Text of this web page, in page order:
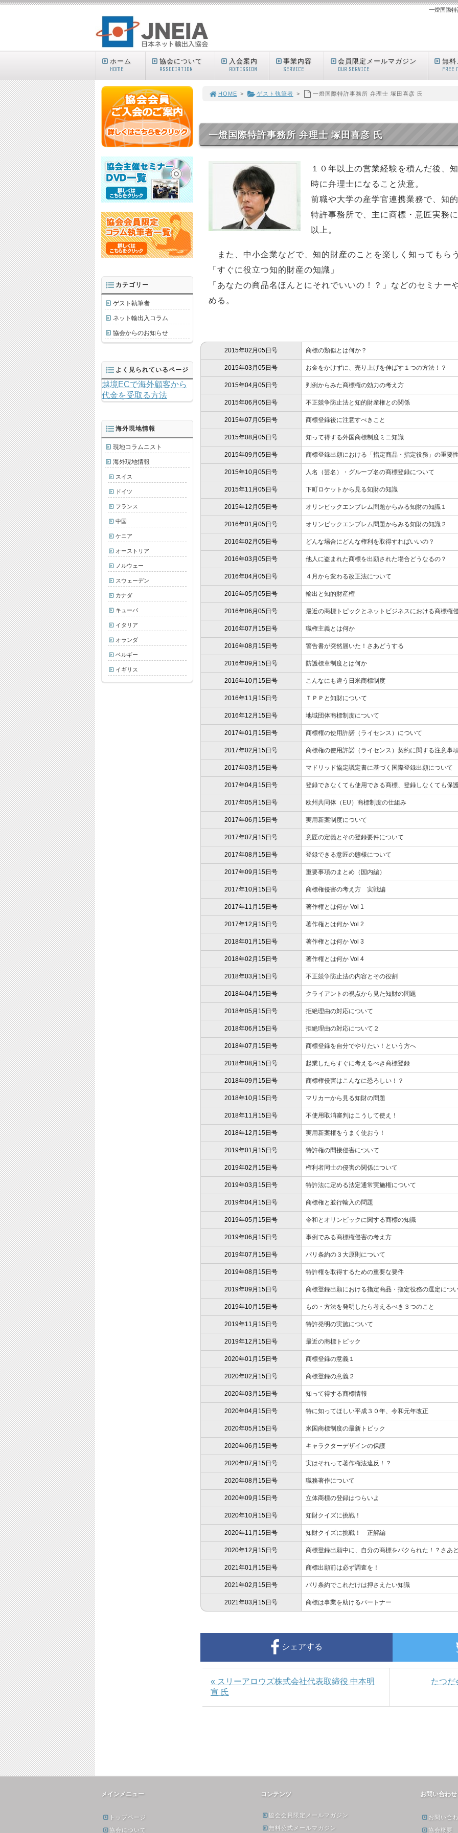
一燈国際
ホーム
HOME
協会について
ASSOCIATION
入会案内
ADMISSION
事業内容
SERVICE
会員限定メールマガジン
OUR SERVICE
無料
FREE
HOME > ゲスト執筆者 > 一燈国際特許事務所 弁理士 塚田喜彦 氏
一燈国際特許事務所 弁理士 塚田喜彦 氏
１０年以上の営業経験を積んだ後、
時に弁理士になること決意。
前職や大学の産学官連携業務で、知
特許事務所で、主に商標・意匠実務
以上。
また、中小企業などで、知的財産のことを楽しく知ってもら
「すぐに役立つ知的財産の知識」
「あなたの商品名ほんとにそれでいいの！？」などのセミナー
める。
2015年02月05日号 商標の類似とは何か？
2015年03月05日号 お金をかけずに、売り上げを伸ばす１つの方法！？
2015年04月05日号 判例からみた商標権の効力の考え方
2015年06月05日号 不正競争防止法と知的財産権との関係
2015年07月05日号 商標登録後に注意すべきこと
2015年08月05日号 知って得する外国商標制度ミニ知識
2015年09月05日号 商標登録出願における「指定商品・指定役務」の重要
2015年10月05日号 人名（芸名）・グループ名の商標登録について
2015年11月05日号 下町ロケットから見る知財の知識
2015年12月05日号 オリンピックエンブレム問題からみる知財の知識１
2016年01月05日号 オリンピックエンブレム問題からみる知財の知識２
2016年02月05日号 どんな場合にどんな権利を取得すればいいの？
2016年03月05日号 他人に盗まれた商標を出願された場合どうなるの？
2016年04月05日号 ４月から変わる改正法について
2016年05月05日号 輸出と知的財産権
2016年06月05日号 最近の商標トピックとネットビジネスにおける商標権
2016年07月15日号 職権主義とは何か
2016年08月15日号 警告書が突然届いた！さあどうする
2016年09月15日号 防護標章制度とは何か
2016年10月15日号 こんなにも違う日米商標制度
2016年11月15日号 ＴＰＰと知財について
2016年12月15日号 地域団体商標制度について
2017年01月15日号 商標権の使用許諾（ライセンス）について
2017年02月15日号 商標権の使用許諾（ライセンス）契約に関する注意事
2017年03月15日号 マドリッド協定議定書に基づく国際登録出願について
2017年04月15日号 登録できなくても使用できる商標、登録しなくても保
2017年05月15日号 欧州共同体（EU）商標制度の仕組み
2017年06月15日号 実用新案制度について
2017年07月15日号 意匠の定義とその登録要件について
2017年08月15日号 登録できる意匠の態様について
2017年09月15日号 重要事項のまとめ（国内編）
2017年10月15日号 商標権侵害の考え方 実戦編
2017年11月15日号 著作権とは何か Vol 1
2017年12月15日号 著作権とは何か Vol 2
2018年01月15日号 著作権とは何か Vol 3
2018年02月15日号 著作権とは何か Vol 4
2018年03月15日号 不正競争防止法の内容とその役割
2018年04月15日号 クライアントの視点から見た知財の問題
2018年05月15日号 拒絶理由の対応について
2018年06月15日号 拒絶理由の対応について２
2018年07月15日号 商標登録を自分でやりたい！という方へ
2018年08月15日号 起業したらすぐに考えるべき商標登録
2018年09月15日号 商標権侵害はこんなに恐ろしい！？
2018年10月15日号 マリカーから見る知財の問題
2018年11月15日号 不使用取消審判はこうして使え！
2018年12月15日号 実用新案権をうまく使おう！
2019年01月15日号 特許権の間接侵害について
2019年02月15日号 権利者同士の侵害の関係について
2019年03月15日号 特許法に定める法定通常実施権について
2019年04月15日号 商標権と並行輸入の問題
2019年05月15日号 令和とオリンピックに関する商標の知識
2019年06月15日号 事例でみる商標権侵害の考え方
2019年07月15日号 パリ条約の３大原則について
2019年08月15日号 特許権を取得するための重要な要件
2019年09月15日号 商標登録出願における指定商品・指定役務の選定につ
2019年10月15日号 もの・方法を発明したら考えるべき３つのこと
2019年11月15日号 特許発明の実施について
2019年12月15日号 最近の商標トピック
2020年01月15日号 商標登録の意義１
2020年02月15日号 商標登録の意義２
2020年03月15日号 知って得する商標情報
2020年04月15日号 特に知ってほしい平成３０年、令和元年改正
2020年05月15日号 米国商標制度の最新トピック
2020年06月15日号 キャラクターデザインの保護
2020年07月15日号 実はそれって著作権法違反！？
2020年08月15日号 職務著作について
2020年09月15日号 立体商標の登録はつらいよ
2020年10月15日号 知財クイズに挑戦！
2020年11月15日号 知財クイズに挑戦！ 正解編
2020年12月15日号 商標登録出願中に、自分の商標をパクられた！？さあ
2021年01月15日号 商標出願前は必ず調査を！
2021年02月15日号 パリ条約でこれだけは押さえたい知識
2021年03月15日号 商標は事業を助けるパートナー
シェアする
« スリーアロウズ株式会社代表取締役 中本明
宣 氏
たつだ
カテゴリー
ゲスト執筆者
ネット輸出入コラム
協会からのお知らせ
よく見られているページ
越境ECで海外顧客から
代金を受取る方法
海外現地情報
現地コラムニスト
海外現地情報
スイス
ドイツ
フランス
中国
ケニア
オーストリア
ノルウェー
スウェーデン
カナダ
キューバ
イタリア
オランダ
ベルギー
イギリス
メインメニュー
トップページ
協会について
コンテンツ
協会会員限定メールマガジン
無料公式メールマガジン
お問い合わせ
お問い合
協会概要